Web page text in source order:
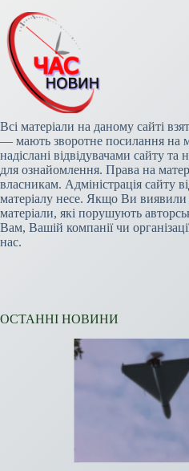
Всі матеріали на даному сайті
— мають зворотне посилання на
надіслані відвідувачами сайту
для ознайомлення. Права на
власникам. Адміністрація сайту
матеріалу несе. Якщо Ви
матеріали, які порушують
Вам, Вашій компанії чи
нас.
ОСТАННІ НОВИНИ